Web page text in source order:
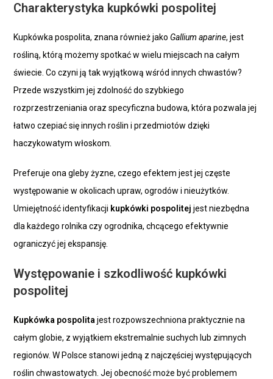
Charakterystyka kupkówki pospolitej
Kupkówka pospolita, znana również jako Gallium aparine, jest
rośliną, którą możemy spotkać w wielu miejscach na całym
świecie. Co czyni ją tak wyjątkową wśród innych chwastów?
Przede wszystkim jej zdolność do szybkiego
rozprzestrzeniania oraz specyficzna budowa, która pozwala jej
łatwo czepiać się innych roślin i przedmiotów dzięki
haczykowatym włoskom.
Preferuje ona gleby żyzne, czego efektem jest jej częste
występowanie w okolicach upraw, ogrodów i nieużytków.
Umiejętność identyfikacji kupkówki pospolitej jest niezbędna
dla każdego rolnika czy ogrodnika, chcącego efektywnie
ograniczyć jej ekspansję.
Występowanie i szkodliwość kupkówki
pospolitej
Kupkówka pospolitajest rozpowszechniona praktycznie na
całym globie, z wyjątkiem ekstremalnie suchych lub zimnych
regionów. W Polsce stanowi jedną z najczęściej występujących
roślin chwastowatych. Jej obecność może być problemem